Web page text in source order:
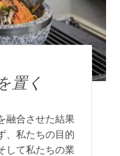
置く
融合させた結果
、私たちの目的
して私たちの業